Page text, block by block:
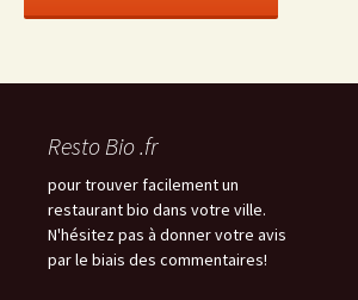
Resto Bio .fr
pour trouver facilement un
restaurant bio dans votre ville.
N'hésitez pas à donner votre avis
par le biais des commentaires!